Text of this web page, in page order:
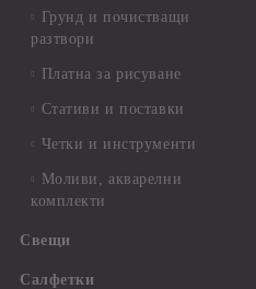
Грунд и почистващи
разтвори
Платна за рисуване
Стативи и поставки
Четки и инструменти
Моливи, акварелни
комплекти
Свещи
Салфетки